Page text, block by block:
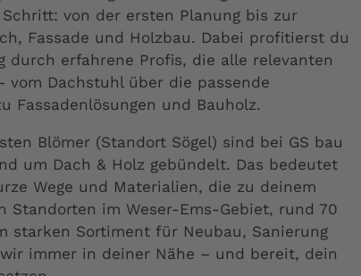
von der ersten Planung bis zur
Fassade und Holzbau. Dabei profitierst du
durch erfahrene Profis, die alle relevanten
vom Dachstuhl über die passende
Fassadenlösungen und Bauholz.
Blömer (Standort Sögel) sind bei GS bau
um Dach & Holz gebündelt. Das bedeutet
Wege und Materialien, die zu deinem
Standorten im Weser-Ems-Gebiet, rund 70
starken Sortiment für Neubau, Sanierung
immer in deiner Nähe – und bereit, dein